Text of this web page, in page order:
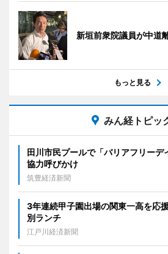
新垣前衆院議員が中道
もっと見る
みん経トピッ
田川市民プールで「バリアフリー
協力呼びかけ
筑豊経済新聞
3年連続甲子園出場の関東一高を応
別ランチ
江戸川経済新聞